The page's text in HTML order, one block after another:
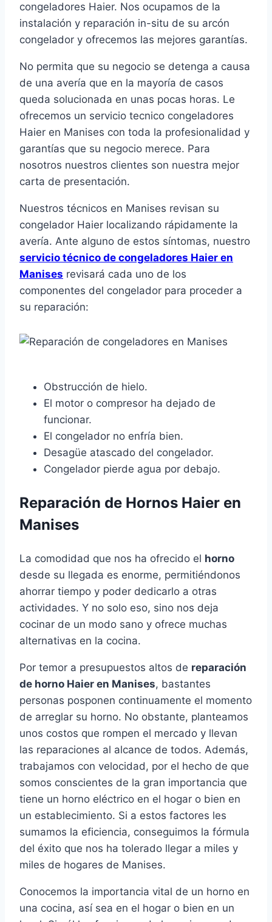
congeladores Haier. Nos ocupamos de la
instalación y reparación in-situ de su arcón
congelador y ofrecemos las mejores garantías.
No permita que su negocio se detenga a causa
de una avería que en la mayoría de casos
queda solucionada en unas pocas horas. Le
ofrecemos un servicio tecnico congeladores
Haier en Manises con toda la profesionalidad y
garantías que su negocio merece. Para
nosotros nuestros clientes son nuestra mejor
carta de presentación.
Nuestros técnicos en Manises revisan su
congelador Haier localizando rápidamente la
avería. Ante alguno de estos síntomas, nuestro
servicio técnico de congeladores Haier en
Manises revisará cada uno de los
componentes del congelador para proceder a
su reparación:
Obstrucción de hielo.
El motor o compresor ha dejado de
funcionar.
El congelador no enfría bien.
Desagüe atascado del congelador.
Congelador pierde agua por debajo.
Reparación de Hornos Haier en
Manises
La comodidad que nos ha ofrecido el horno
desde su llegada es enorme, permitiéndonos
ahorrar tiempo y poder dedicarlo a otras
actividades. Y no solo eso, sino nos deja
cocinar de un modo sano y ofrece muchas
alternativas en la cocina.
Por temor a presupuestos altos de reparación
de horno Haier en Manises, bastantes
personas posponen continuamente el momento
de arreglar su horno. No obstante, planteamos
unos costos que rompen el mercado y llevan
las reparaciones al alcance de todos. Además,
trabajamos con velocidad, por el hecho de que
somos conscientes de la gran importancia que
tiene un horno eléctrico en el hogar o bien en
un establecimiento. Si a estos factores les
sumamos la eficiencia, conseguimos la fórmula
del éxito que nos ha tolerado llegar a miles y
miles de hogares de Manises.
Conocemos la importancia vital de un horno en
una cocina, así sea en el hogar o bien en un